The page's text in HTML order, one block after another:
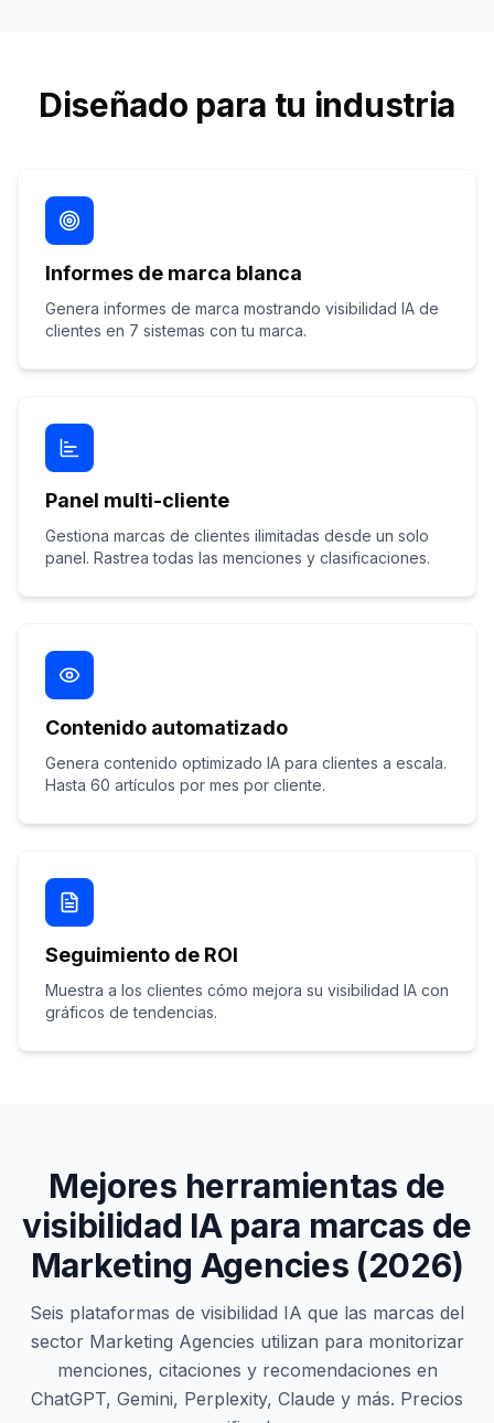
Diseñado para tu industria
Informes de marca blanca
Genera informes de marca mostrando visibilidad IA de
clientes en 7 sistemas con tu marca.
Panel multi-cliente
Gestiona marcas de clientes ilimitadas desde un solo
panel. Rastrea todas las menciones y clasificaciones.
Contenido automatizado
Genera contenido optimizado IA para clientes a escala.
Hasta 60 artículos por mes por cliente.
Seguimiento de ROI
Muestra a los clientes cómo mejora su visibilidad IA con
gráficos de tendencias.
Mejores herramientas de
visibilidad IA para marcas de
Marketing Agencies (2026)
Seis plataformas de visibilidad IA que las marcas del
sector Marketing Agencies utilizan para monitorizar
menciones, citaciones y recomendaciones en
ChatGPT, Gemini, Perplexity, Claude y más. Precios